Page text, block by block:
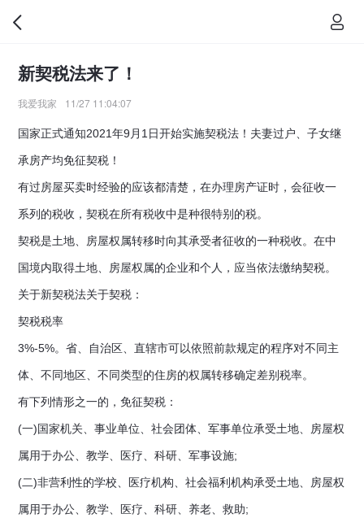
新契税法来了！
我爱我家 11/27 11:04:07
国家正式通知2021年9月1日开始实施契税法！夫妻过户、子女继
承房产均免征契税！
有过房屋买卖时经验的应该都清楚，在办理房产证时，会征收一
系列的税收，契税在所有税收中是种很特别的税。
契税是土地、房屋权属转移时向其承受者征收的一种税收。在中
国境内取得土地、房屋权属的企业和个人，应当依法缴纳契税。
关于新契税法关于契税：
契税税率
3%-5%。省、自治区、直辖市可以依照前款规定的程序对不同主
体、不同地区、不同类型的住房的权属转移确定差别税率。
有下列情形之一的，免征契税：
(一)国家机关、事业单位、社会团体、军事单位承受土地、房屋权
属用于办公、教学、医疗、科研、军事设施;
(二)非营利性的学校、医疗机构、社会福利机构承受土地、房屋权
属用于办公、教学、医疗、科研、养老、救助;